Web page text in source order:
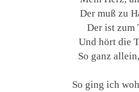
Der muß zu
Der ist zum
Und hört die
So ganz
So ging ich